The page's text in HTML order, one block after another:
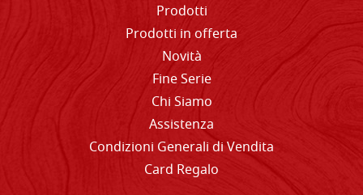
Prodotti
Prodotti in offerta
Novità
Fine Serie
Chi Siamo
Assistenza
Condizioni Generali di Vendita
Card Regalo